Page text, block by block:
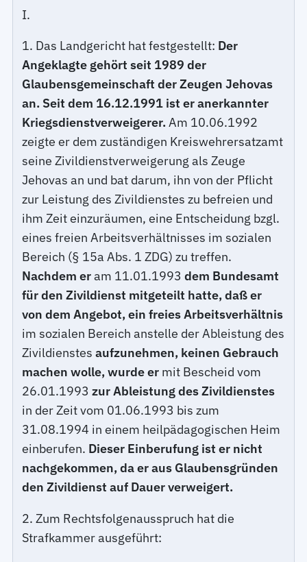
I.
1. Das Landgericht hat festgestellt: Der
Angeklagte gehört seit 1989 der
Glaubensgemeinschaft der Zeugen Jehovas
an. Seit dem 16.12.1991 ist er anerkannter
Kriegsdienstverweigerer. Am 10.06.1992
zeigte er dem zuständigen Kreiswehrersatzamt
seine Zivildienstverweigerung als Zeuge
Jehovas an und bat darum, ihn von der Pflicht
zur Leistung des Zivildienstes zu befreien und
ihm Zeit einzuräumen, eine Entscheidung bzgl.
eines freien Arbeitsverhältnisses im sozialen
Bereich (§ 15a Abs. 1 ZDG) zu treffen.
Nachdem eram 11.01.1993dem Bundesamt
für den Zivildienst mitgeteilt hatte, daß er
von dem Angebot, ein freies Arbeitsverhältnis
im sozialen Bereich anstelle der Ableistung des
Zivildienstesaufzunehmen, keinen Gebrauch
machen wolle, wurde er mit Bescheid vom
26.01.1993zur Ableistung des Zivildienstes
in der Zeit vom 01.06.1993 bis zum
31.08.1994 in einem heilpädagogischen Heim
einberufen. Dieser Einberufung ist er nicht
nachgekommen, da er aus Glaubensgründen
den Zivildienst auf Dauer verweigert.
2. Zum Rechtsfolgenausspruch hat die
Strafkammer ausgeführt: